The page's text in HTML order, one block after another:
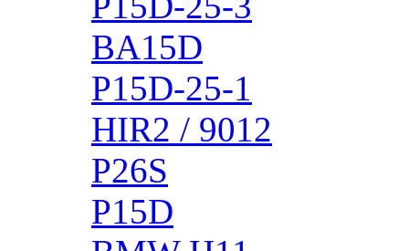
BA15D
P15D-25-1
HIR2 / 9012
P26S
P15D